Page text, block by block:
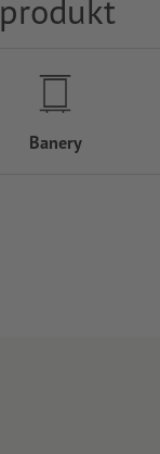
Banery